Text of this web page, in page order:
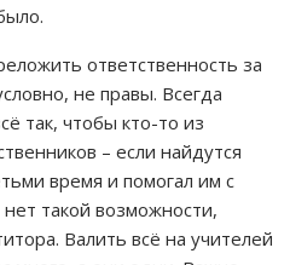
ответственность за
не правы. Всегда
так, чтобы кто-то из
– если найдутся
время и помогал им с
такой возможности,
Валить всё на учителей